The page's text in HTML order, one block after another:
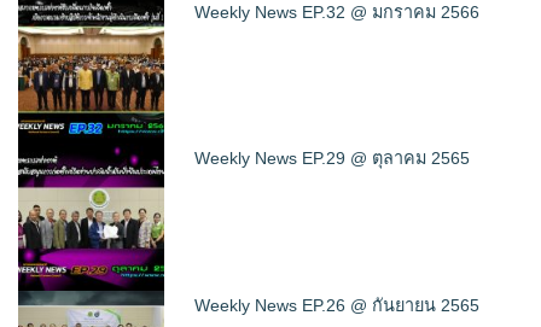
Weekly News EP.32 @ มกราคม 2566
Weekly News EP.29 @ ตุลาคม 2565
Weekly News EP.26 @ กันยายน 2565